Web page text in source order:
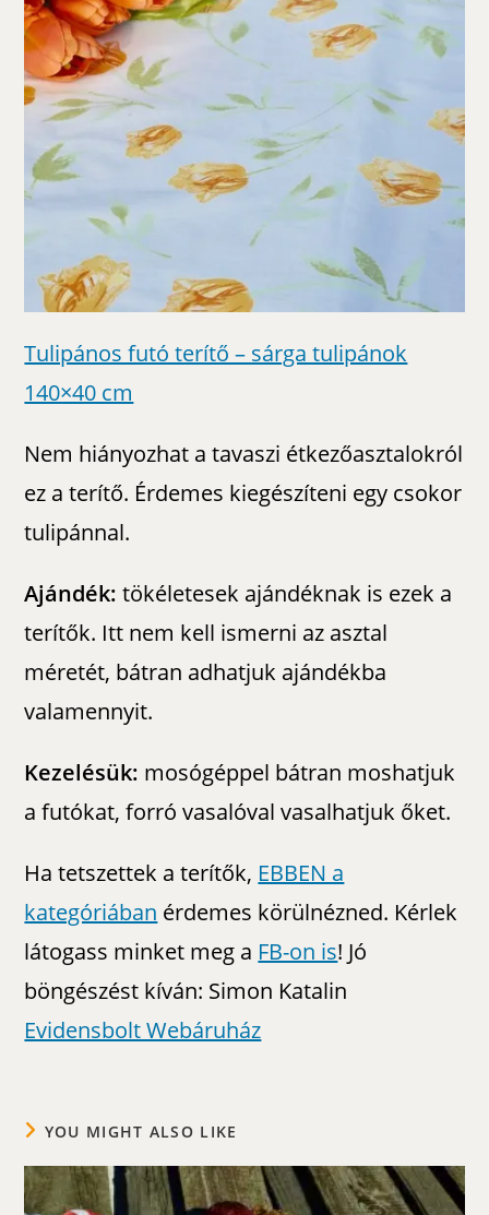
Tulipános futó terítő – sárga tulipánok
140×40 cm
Nem hiányozhat a tavaszi étkezőasztalokról
ez a terítő. Érdemes kiegészíteni egy csokor
tulipánnal.
Ajándék: tökéletesek ajándéknak is ezek a
terítők. Itt nem kell ismerni az asztal
méretét, bátran adhatjuk ajándékba
valamennyit.
Kezelésük: mosógéppel bátran moshatjuk
a futókat, forró vasalóval vasalhatjuk őket.
Ha tetszettek a terítők, EBBEN a
kategóriában érdemes körülnézned. Kérlek
látogass minket meg a FB-on is! Jó
böngészést kíván: Simon Katalin
Evidensbolt Webáruház
YOU MIGHT ALSO LIKE